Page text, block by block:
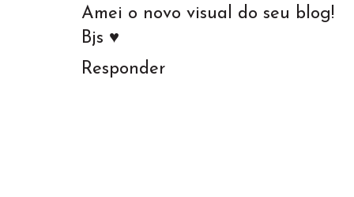
Amei o novo visual do seu blog!
Bjs ♥
Responder